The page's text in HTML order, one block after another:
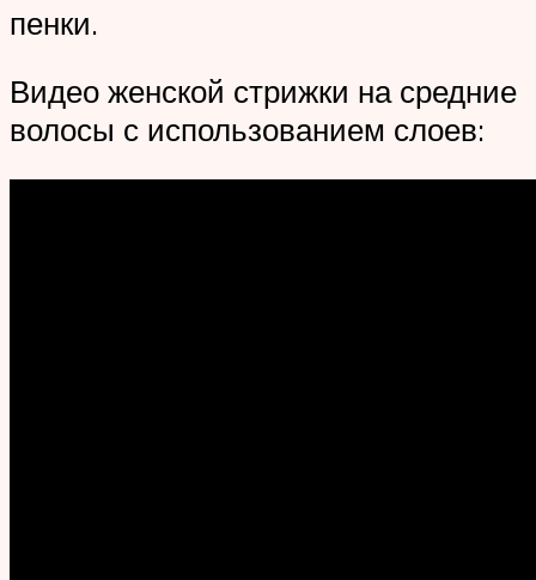
пенки.
Видео женской стрижки на средние
волосы с использованием слоев: